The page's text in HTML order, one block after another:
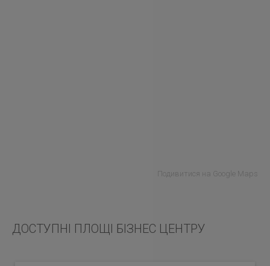
Подивитися на Google Maps
ДОСТУПНІ ПЛОЩІ БІЗНЕС ЦЕНТРУ